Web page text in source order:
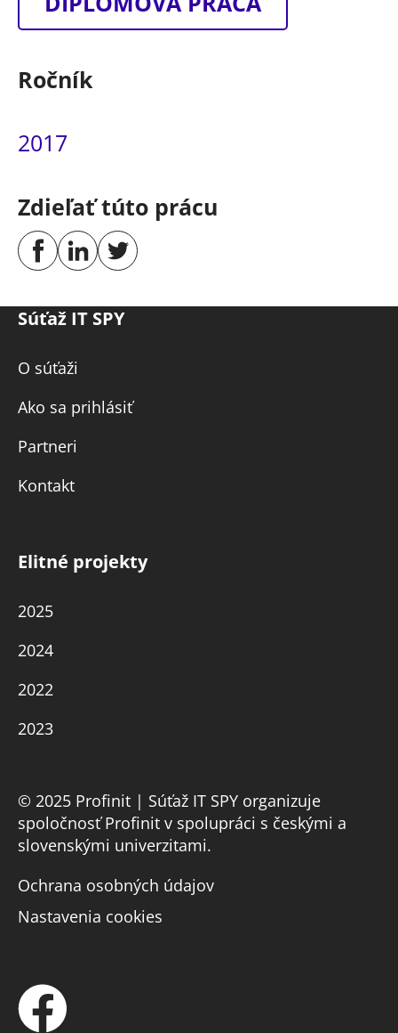
Ročník
2017
Zdieľať túto prácu
Súťaž IT SPY
O súťaži
Ako sa prihlásiť
Partneri
Kontakt
Elitné projekty
2025
2024
2022
2023
© 2025 Profinit | Súťaž IT SPY organizuje
spoločnosť Profinit v spolupráci s českými a
slovenskými univerzitami.
Ochrana osobných údajov
Nastavenia cookies